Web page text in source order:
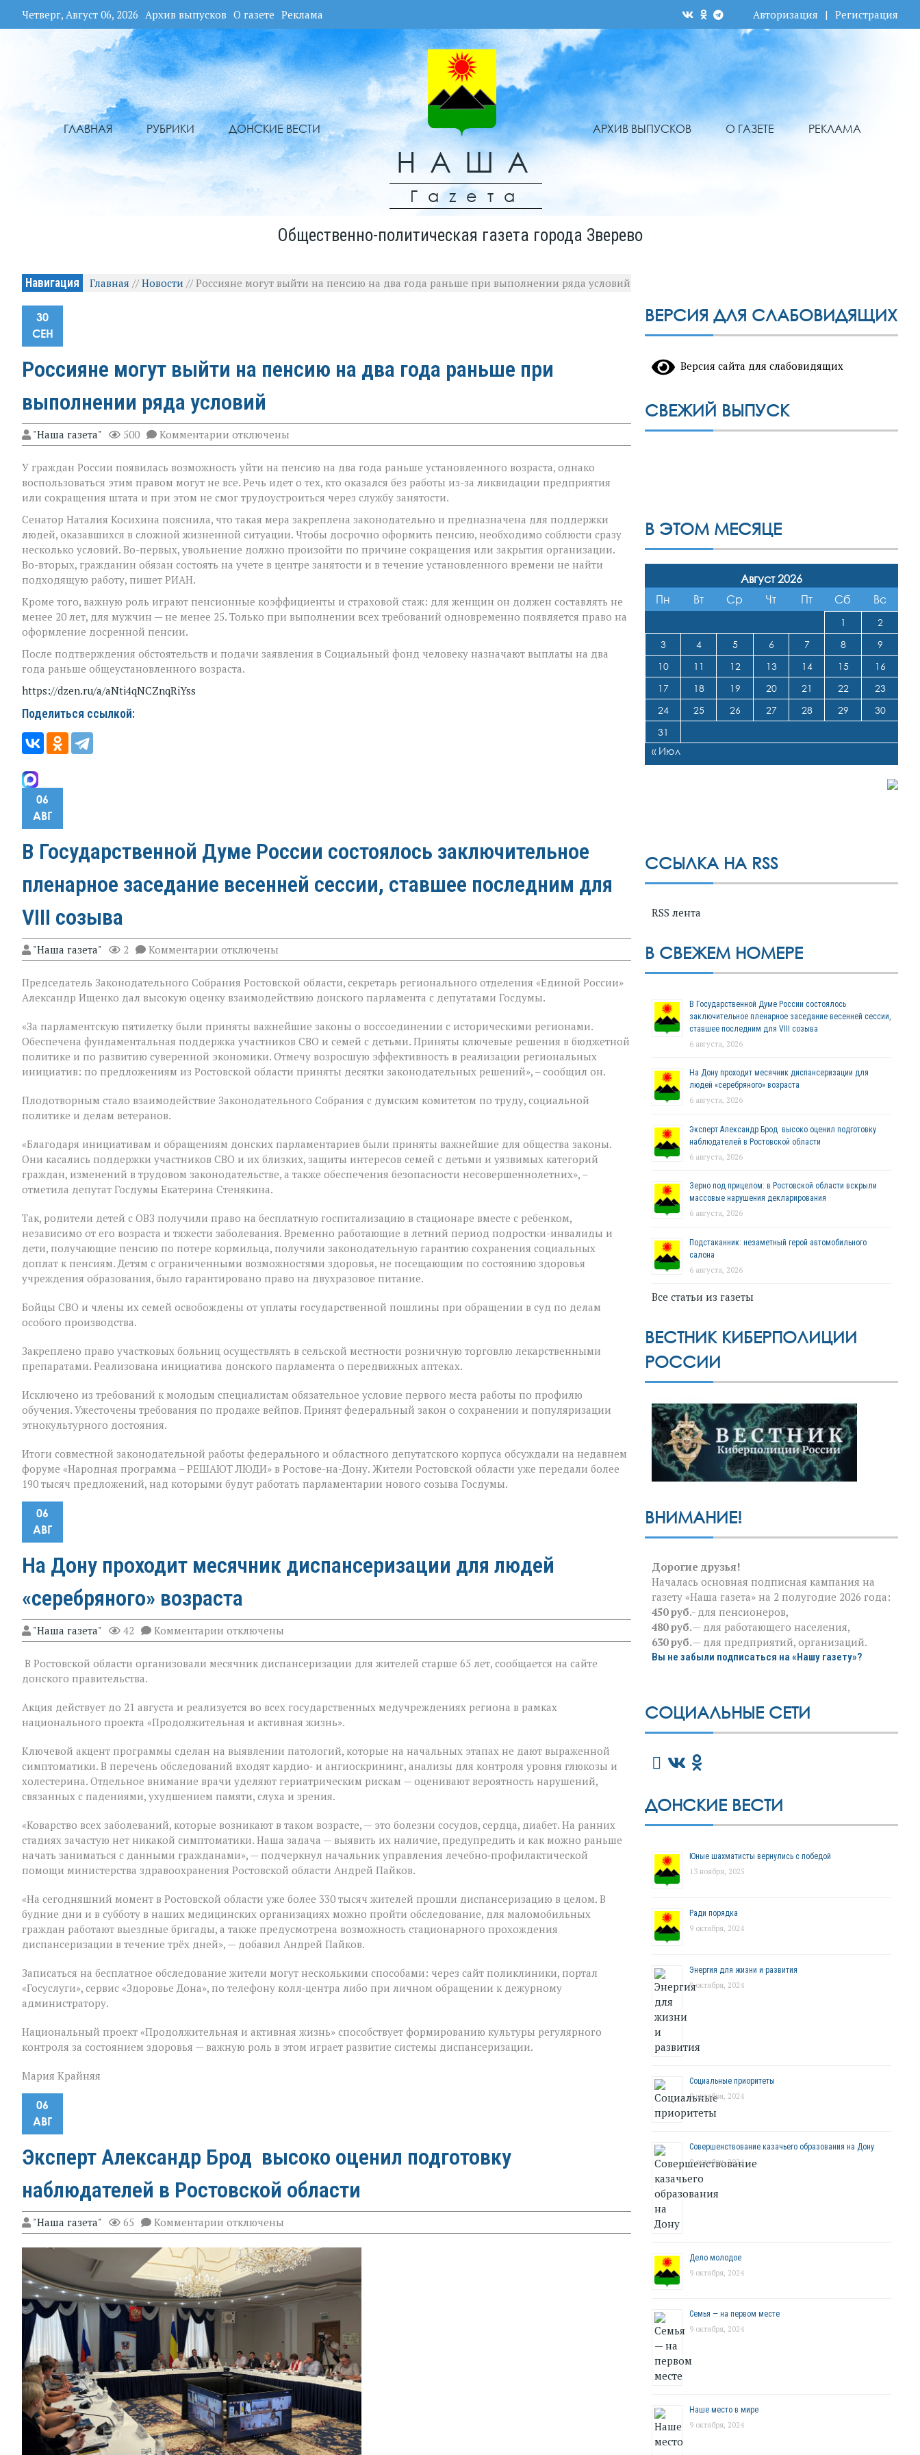
Четверг, Август 06, 2026 Архив выпусков О газете Реклама Авторизация | Регистрация
ГЛАВНАЯ РУБРИКИ ДОНСКИЕ ВЕСТИ
НАША
Гаzета
АРХИВ ВЫПУСКОВ О ГАЗЕТЕ РЕКЛАМА
Общественно-политическая газета города Зверево
Навигация Главная //Новости //Россияне могут выйти на пенсию на два года раньше при выполнении ряда условий
30
СЕН
Россияне могут выйти на пенсию на два года раньше при
выполнении ряда условий
"Наша газета" 500 Комментарии к
записи
могут
выйти
пенсию
на
два
года
раньше
при
выполнении
отключены
У граждан России появилась возможность уйти на пенсию на два года раньше установленного возраста, однако
воспользоваться этим правом могут не все. Речь идет о тех, кто оказался без работы из-за ликвидации предприятия
или сокращения штата и при этом не смог трудоустроиться через службу занятости.
Сенатор Наталия Косихина пояснила, что такая мера закреплена законодательно и предназначена для поддержки
людей, оказавшихся в сложной жизненной ситуации. Чтобы досрочно оформить пенсию, необходимо соблюсти сразу
несколько условий. Во-первых, увольнение должно произойти по причине сокращения или закрытия организации.
Во-вторых, гражданин обязан состоять на учете в центре занятости и в течение установленного времени не найти
подходящую работу, пишет РИАН.
Кроме того, важную роль играют пенсионные коэффициенты и страховой стаж: для женщин он должен составлять не
менее 20 лет, для мужчин — не менее 25. Только при выполнении всех требований одновременно появляется право на
оформление досренной пенсии.
После подтверждения обстоятельств и подачи заявления в Социальный фонд человеку назначают выплаты на два
года раньше общеустановленного возраста.
https://dzen.ru/a/aNti4qNCZnqRiYss
Поделиться ссылкой:
06
АВГ
В Государственной Думе России состоялось заключительное
пленарное заседание весенней сессии, ставшее последним для
VIII созыва
"Наша газета" 2 Комментарии к
записи
Государственной
Думе
России
заключительное
пленарное
заседание
весенней
сессии,
последним
отключены
Председатель Законодательного Собрания Ростовской области, секретарь регионального отделения «Единой России»
Александр Ищенко дал высокую оценку взаимодействию донского парламента с депутатами Госдумы.
«За парламентскую пятилетку были приняты важнейшие законы о воссоединении с историческими регионами.
Обеспечена фундаментальная поддержка участников СВО и семей с детьми. Приняты ключевые решения в бюджетной
политике и по развитию суверенной экономики. Отмечу возросшую эффективность в реализации региональных
инициатив: по предложениям из Ростовской области приняты десятки законодательных решений», – сообщил он.
Плодотворным стало взаимодействие Законодательного Собрания с думским комитетом по труду, социальной
политике и делам ветеранов.
«Благодаря инициативам и обращениям донских парламентариев были приняты важнейшие для общества законы.
Они касались поддержки участников СВО и их близких, защиты интересов семей с детьми и уязвимых категорий
граждан, изменений в трудовом законодательстве, а также обеспечения безопасности несовершеннолетних», –
отметила депутат Госдумы Екатерина Стенякина.
Так, родители детей с ОВЗ получили право на бесплатную госпитализацию в стационаре вместе с ребенком,
независимо от его возраста и тяжести заболевания. Временно работающие в летний период подростки-инвалиды и
дети, получающие пенсию по потере кормильца, получили законодательную гарантию сохранения социальных
доплат к пенсиям. Детям с ограниченными возможностями здоровья, не посещающим по состоянию здоровья
учреждения образования, было гарантировано право на двухразовое питание.
Бойцы СВО и члены их семей освобождены от уплаты государственной пошлины при обращении в суд по делам
особого производства.
Закреплено право участковых больниц осуществлять в сельской местности розничную торговлю лекарственными
препаратами. Реализована инициатива донского парламента о передвижных аптеках.
Исключено из требований к молодым специалистам обязательное условие первого места работы по профилю
обучения. Ужесточены требования по продаже вейпов. Принят федеральный закон о сохранении и популяризации
этнокультурного достояния.
Итоги совместной законодательной работы федерального и областного депутатского корпуса обсуждали на недавнем
форуме «Народная программа – РЕШАЮТ ЛЮДИ» в Ростове-на-Дону. Жители Ростовской области уже передали более
190 тысяч предложений, над которыми будут работать парламентарии нового созыва Госдумы.
06
АВГ
На Дону проходит месячник диспансеризации для людей
«серебряного» возраста
"Наша газета" 42 Комментарии к
записи
Дону
для
людей
возраста
отключены
В Ростовской области организовали месячник диспансеризации для жителей старше 65 лет, сообщается на сайте
донского правительства.
Акция действует до 21 августа и реализуется во всех государственных медучреждениях региона в рамках
национального проекта «Продолжительная и активная жизнь».
Ключевой акцент программы сделан на выявлении патологий, которые на начальных этапах не дают выраженной
симптоматики. В перечень обследований входят кардио‑ и ангиоскрининг, анализы для контроля уровня глюкозы и
холестерина. Отдельное внимание врачи уделяют гериатрическим рискам — оценивают вероятность нарушений,
связанных с падениями, ухудшением памяти, слуха и зрения.
«Коварство всех заболеваний, которые возникают в таком возрасте, — это болезни сосудов, сердца, диабет. На ранних
стадиях зачастую нет никакой симптоматики. Наша задача — выявить их наличие, предупредить и как можно раньше
начать заниматься с данными гражданами», — подчеркнул начальник управления лечебно‑профилактической
помощи министерства здравоохранения Ростовской области Андрей Пайков.
«На сегодняшний момент в Ростовской области уже более 330 тысяч жителей прошли диспансеризацию в целом. В
будние дни и в субботу в наших медицинских организациях можно пройти обследование, для маломобильных
граждан работают выездные бригады, а также предусмотрена возможность стационарного прохождения
диспансеризации в течение трёх дней», — добавил Андрей Пайков.
Записаться на бесплатное обследование жители могут несколькими способами: через сайт поликлиники, портал
«Госуслуги», сервис «Здоровье Дона», по телефону колл‑центра либо при личном обращении к дежурному
администратору.
Национальный проект «Продолжительная и активная жизнь» способствует формированию культуры регулярного
контроля за состоянием здоровья — важную роль в этом играет развитие системы диспансеризации.
Мария Крайняя
06
АВГ
Эксперт Александр Брод высоко оценил подготовку
наблюдателей в Ростовской области
"Наша газета" 65 Комментарии к
записи
Эксперт
Александр
Брод
высоко
оценил
подготовку
наблюдателей
в
области
отключены
ВЕРСИЯ ДЛЯ СЛАБОВИДЯЩИХ
Версия сайта для слабовидящих
СВЕЖИЙ ВЫПУСК
В ЭТОМ МЕСЯЦЕ
Август 2026
Пн
Вт Ср Чт Пт Сб Вс
1
2
3
4 5 6 7 8
9
10
11 12 13 14 15
16
17
18 19 20 21 22
23
24
25 26 27 28 29
30
31
« Июл
ССЫЛКА НА RSS
RSS лента
В СВЕЖЕМ НОМЕРЕ
В Государственной Думе России состоялось
заключительное пленарное заседание весенней сессии,
ставшее последним для VIII созыва
6 августа, 2026
На Дону проходит месячник диспансеризации для
людей «серебряного» возраста
6 августа, 2026
Эксперт Александр Брод высоко оценил подготовку
наблюдателей в Ростовской области
6 августа, 2026
Зерно под прицелом: в Ростовской области вскрыли
массовые нарушения декларирования
6 августа, 2026
Подстаканник: незаметный герой автомобильного
салона
6 августа, 2026
Все статьи из газеты
ВЕСТНИК КИБЕРПОЛИЦИИ
РОССИИ
ВНИМАНИЕ!
Дорогие друзья!
Началась основная подписная кампания на
газету «Наша газета» на 2 полугодие 2026 года:
450 руб.- для пенсионеров,
480 руб.— для работающего населения,
630 руб.— для предприятий, организаций.
Вы не забыли подписаться на «Нашу газету»?
СОЦИАЛЬНЫЕ СЕТИ
ДОНСКИЕ ВЕСТИ
Юные шахматисты вернулись с победой
13 ноября, 2025
Ради порядка
9 октября, 2024
Энергия для жизни и развития
9 октября, 2024
Социальные приоритеты
9 октября, 2024
Совершенствование казачьего образования на Дону
9 октября, 2024
Дело молодое
9 октября, 2024
Семья — на первом месте
9 октября, 2024
Наше место в мире
9 октября, 2024